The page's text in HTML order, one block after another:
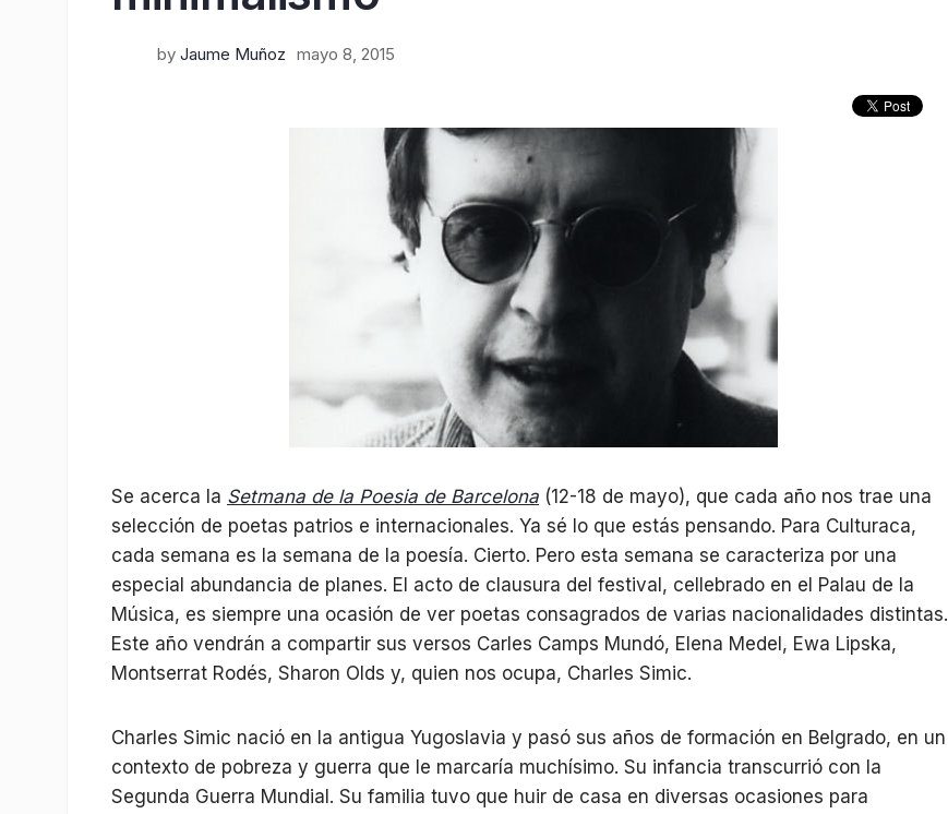
by Jaume Muñoz mayo 8, 2015
Se acerca la Setmana de la Poesia de Barcelona (12-18 de mayo), que cada año nos trae una
selección de poetas patrios e internacionales. Ya sé lo que estás pensando. Para Culturaca,
cada semana es la semana de la poesía. Cierto. Pero esta semana se caracteriza por una
especial abundancia de planes. El acto de clausura del festival, cellebrado en el Palau de la
Música, es siempre una ocasión de ver poetas consagrados de varias nacionalidades distintas.
Este año vendrán a compartir sus versos Carles Camps Mundó, Elena Medel, Ewa Lipska,
Montserrat Rodés, Sharon Olds y, quien nos ocupa, Charles Simic.
Charles Simic nació en la antigua Yugoslavia y pasó sus años de formación en Belgrado, en un
contexto de pobreza y guerra que le marcaría muchísimo. Su infancia transcurrió con la
Segunda Guerra Mundial. Su familia tuvo que huir de casa en diversas ocasiones para